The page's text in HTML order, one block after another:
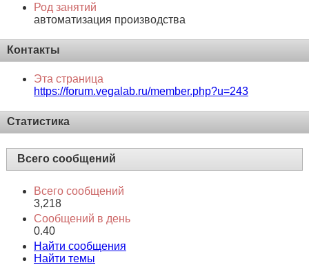
Род занятий
автоматизация производства
Контакты
Эта страница
https://forum.vegalab.ru/member.php?u=243
Статистика
Всего сообщений
Всего сообщений
3,218
Сообщений в день
0.40
Найти сообщения
Найти темы